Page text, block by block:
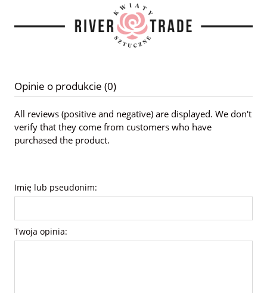
Opinie o produkcie (0)
All reviews (positive and negative) are displayed. We don't
verify that they come from customers who have
purchased the product.
Imię lub pseudonim:
Twoja opinia: